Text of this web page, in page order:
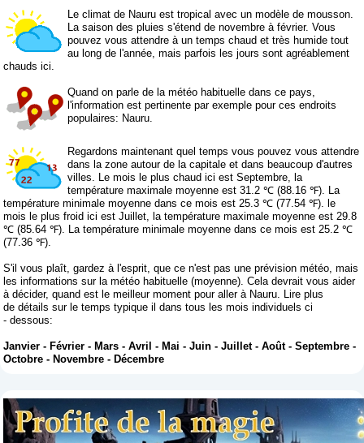
Le climat de Nauru est tropical avec un modèle de mousson.
La saison des pluies s'étend de novembre à février. Vous
pouvez vous attendre à un temps chaud et très humide tout
au long de l'année, mais parfois les jours sont agréablement
chauds ici.
Quand on parle de la météo habituelle dans ce pays,
l'information est pertinente par exemple pour ces endroits
populaires: Nauru.
Regardons maintenant quel temps vous pouvez vous attendre
dans la zone autour de la capitale et dans beaucoup d'autres
villes. Le mois le plus chaud ici est Septembre, la
température maximale moyenne est 31.2 ℃ (88.16 ℉). La
température minimale moyenne dans ce mois est 25.3 ℃ (77.54 ℉). le
mois le plus froid ici est Juillet, la température maximale moyenne est 29.8
℃ (85.64 ℉). La température minimale moyenne dans ce mois est 25.2 ℃
(77.36 ℉).
S'il vous plaît, gardez à l'esprit, que ce n'est pas une prévision météo, mais
les informations sur la météo habituelle (moyenne). Cela devrait vous aider
à décider, quand est le meilleur moment pour aller à Nauru. Lire plus
de détails sur le temps typique il dans tous les mois individuels ci
- dessous:
Janvier -Février -Mars -Avril -Mai -Juin -Juillet-Août-Septembre -
Octobre -Novembre -Décembre